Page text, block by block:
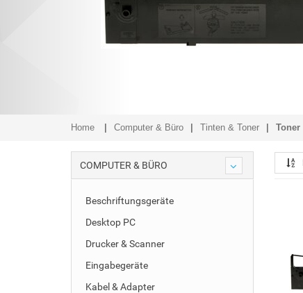
Home Computer & Büro Tinten & Toner Toner
COMPUTER & BÜRO
Beschriftungsgeräte
Desktop PC
Drucker & Scanner
Eingabegeräte
Kabel & Adapter